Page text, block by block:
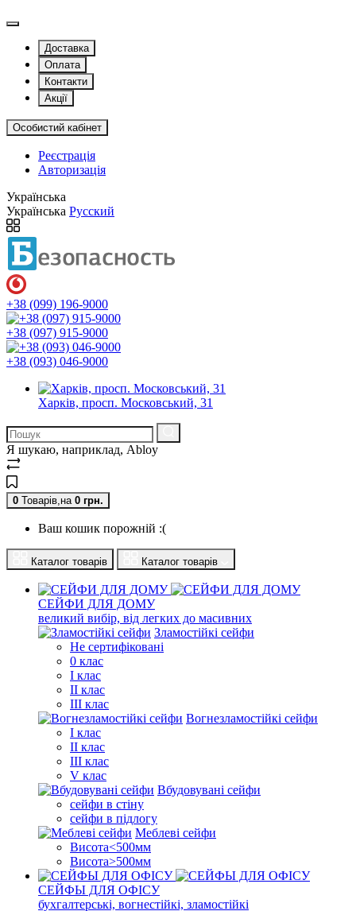
Доставка
Оплата
Контакти
Акції
Особистий кабінет
Реєстрація
Авторизація
Українська
Українська Русский
+38 (099) 196-9000
+38 (097) 915-9000
+38 (093) 046-9000
Харків, просп. Московський, 31
Я шукаю, наприклад, Abloy
0 Товарів,на 0 грн.
Ваш кошик порожній :(
Каталог товарів Каталог товарів
СЕЙФИ ДЛЯ ДОМУ
великий вибір, від легких до масивних
Зламостійкі сейфи
Не сертифіковані
0 клас
I клас
II клас
III клас
Вогнезламостійкі сейфи
I клас
II клас
III клас
V клас
Вбудовувані сейфи
сейфи в стіну
сейфи в підлогу
Меблеві сейфи
Висота<500мм
Висота>500мм
СЕЙФЫ ДЛЯ ОФІСУ
бухгалтерські, вогнестійкі, зламостійкі